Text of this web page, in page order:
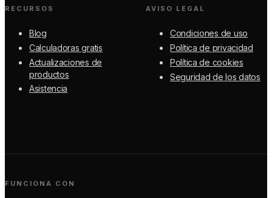
RECURSOS
Blog
Calculadoras gratis
Actualizaciones de
productos
Asistencia
AVISO LEGAL
Condiciones de uso
Política de privacidad
Política de cookies
Seguridad de los datos
FUNCIONA CON